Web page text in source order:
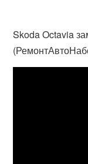
Skoda Octavia